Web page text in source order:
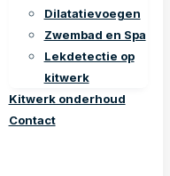
Dilatatievoegen
Zwembad en Spa
Lekdetectie op
kitwerk
Kitwerk onderhoud
Contact